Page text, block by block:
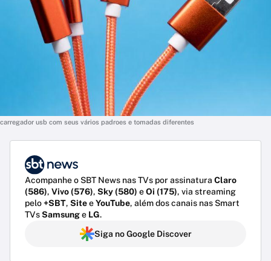
carregador usb com seus vários padroes e tomadas diferentes
Acompanhe o SBT News nas TVs por assinatura Claro
(586), Vivo (576), Sky (580) eOi (175), via streaming
pelo+SBT, SiteeYouTube, além dos canais nas Smart
TVsSamsunge LG.
Siga no Google Discover